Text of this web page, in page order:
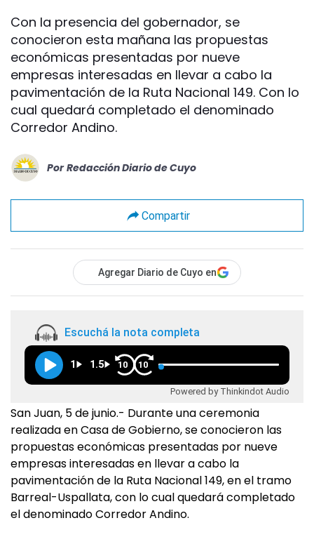
Con la presencia del gobernador, se
conocieron esta mañana las propuestas
económicas presentadas por nueve
empresas interesadas en llevar a cabo la
pavimentación de la Ruta Nacional 149. Con lo
cual quedará completado el denominado
Corredor Andino.
Por Redacción Diario de Cuyo
Compartir
Agregar Diario de Cuyo en
Escuchá la nota completa
1 1.5 10 10
Powered by Thinkindot Audio
San Juan, 5 de junio.- Durante una ceremonia
realizada en Casa de Gobierno, se conocieron las
propuestas económicas presentadas por nueve
empresas interesadas en llevar a cabo la
pavimentación de la Ruta Nacional 149, en el tramo
Barreal-Uspallata, con lo cual quedará completado
el denominado Corredor Andino.